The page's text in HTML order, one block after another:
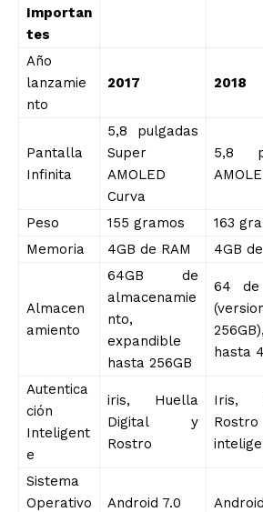
Importan
tes
Año
lanzamie
nto
2017 2018
Pantalla
Infinita
5,8 pulgadas
Super
AMOLED
Curva
5,8
Peso 155 gramos
163
Memoria
4GB de RAM 4GB
Almacen
amiento
64GB de
almacenamie
nto,
expandible
hasta 256GB
64 de
hasta
Autentica
ción
Inteligent
e
iris, Huella
Digital y
Rostro
Iris,
Sistema
Operativo
Android 7.0